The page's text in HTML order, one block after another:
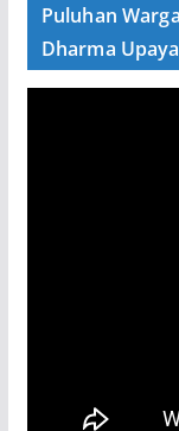
Puluhan
Dharma Upaya